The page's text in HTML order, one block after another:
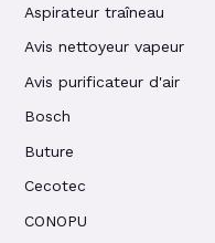
Aspirateur traîneau
Avis nettoyeur vapeur
Avis purificateur d'air
Bosch
Buture
Cecotec
CONOPU